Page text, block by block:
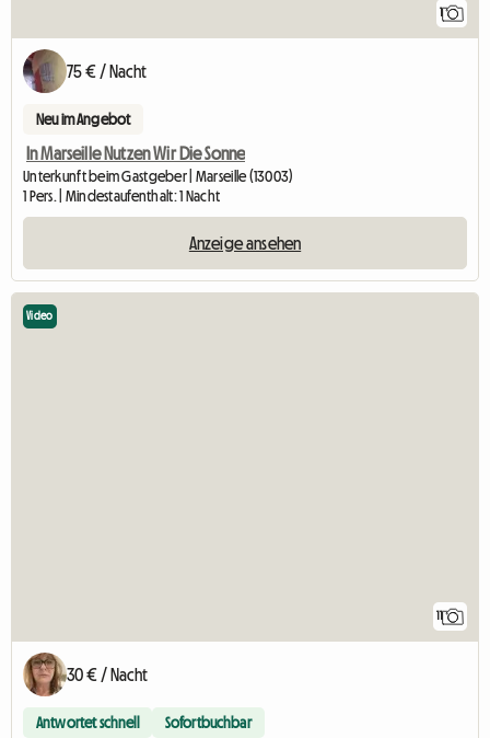
1
75 € / Nacht
Neu im Angebot
In Marseille Nutzen Wir Die Sonne
Unterkunft beim Gastgeber | Marseille (13003)
1 Pers. | Mindestaufenthalt: 1 Nacht
Anzeige ansehen
11
Video
30 € / Nacht
Antwortet schnell Sofortbuchbar